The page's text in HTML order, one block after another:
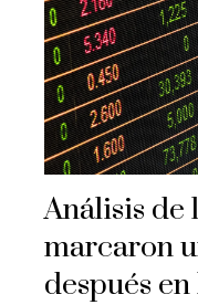
Análisis de
marcaron
después